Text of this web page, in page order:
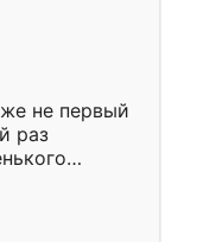
не первый
раз
второй раз
очень